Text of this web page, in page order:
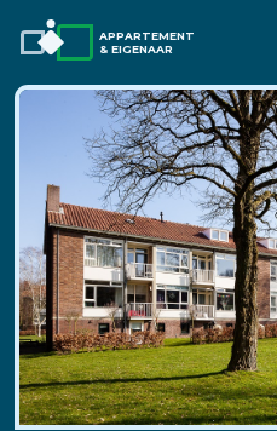
APPARTEMENT
& EIGENAAR